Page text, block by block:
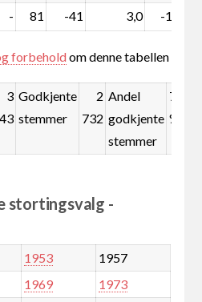
- 81 -41 3,0 -1,6
forbeholdom denne tabellen
3 Godkjente
stemmer
2
732
Andel
godkjente
stemmer
77,1
%
stortingsvalg -
1953
1957
1969
1973